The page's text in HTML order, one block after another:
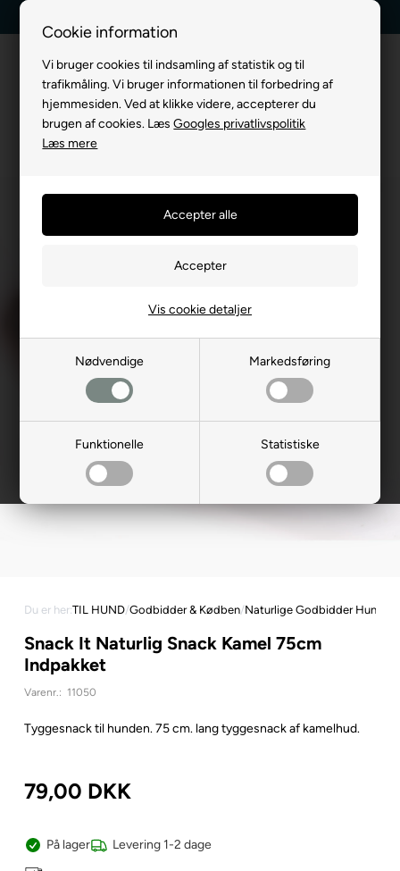
Cookie information
Vi bruger cookies til indsamling af statistik og til
trafikmåling. Vi bruger informationen til forbedring af
hjemmesiden. Ved at klikke videre, accepterer du
brugen af cookies. LæsGoogles privatlivspolitik
Læs mere
Nødvendige Markedsføring
Funktionelle Statistiske
Vis cookie detaljer
Du er her:TIL HUND/Godbidder & Kødben/Naturlige Godbidder Hund
Snack It Naturlig Snack Kamel 75cm
Indpakket
Varenr.: 11050
Tyggesnack til hunden. 75 cm. lang tyggesnack af kamelhud.
79,00 DKK
På lager Levering 1-2 dage